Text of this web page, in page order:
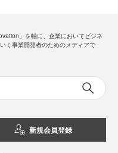
」を軸に、企業においてビジネ
く事業開発者のためのメディアで
新規会員登録